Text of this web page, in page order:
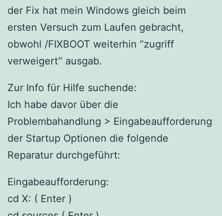
der Fix hat mein Windows gleich beim
ersten Versuch zum Laufen gebracht,
obwohl /FIXBOOT weiterhin “zugriff
verweigert” ausgab.
Zur Info für Hilfe suchende:
Ich habe davor über die
Problembahandlung > Eingabeaufforderung
der Startup Optionen die folgende
Reparatur durchgeführt:
Eingabeaufforderung:
cd X: ( Enter )